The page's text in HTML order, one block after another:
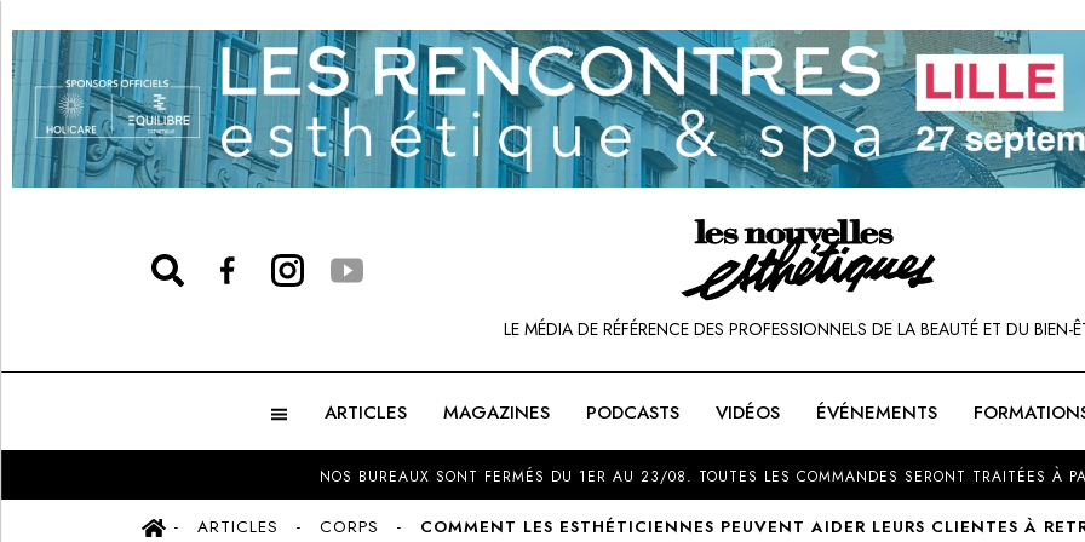
LE MÉDIA DE RÉFÉRENCE DES PROFESSIONNELS DE LA BEAUTÉ ET DU BIEN-
ARTICLES MAGAZINES PODCASTS VIDÉOS ÉVÉNEMENTS
NOS BUREAUX SONT FERMÉS DU 1ER AU 23/08. TOUTES LES COMMANDES SERONT TRAITÉES À
ARTICLES CORPS COMMENT LES ESTHÉTICIENNES PEUVENT AIDER LEURS CLIENTES À